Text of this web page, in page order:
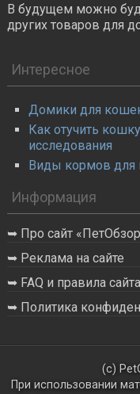
В будущем можно
других товаров для
Интересное
Домики для
Как отучить
исследования
Виды кормов для
Информация
Про сайт
Реклама на сайте
FAQ и правила сайта
Политика
(с)
При использовании